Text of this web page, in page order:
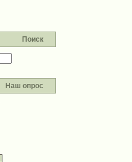
Поиск
Наш опрос